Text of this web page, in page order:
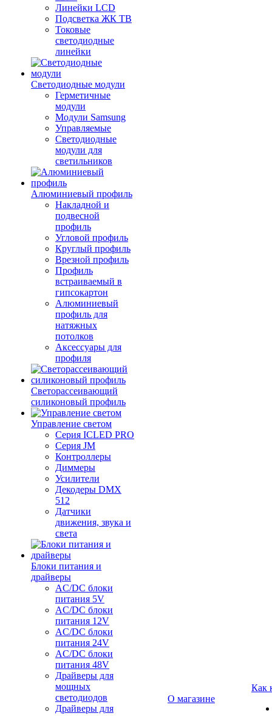
Линейки LCD
Подсветка ЖК ТВ
Токовые
светодиодные
линейки
Светодиодные модули
Герметичные
модули
Модули Samsung
Управляемые
Светодиодные
модули для
светильников
Алюминиевый профиль
Накладной и
подвесной
профиль
Угловой профиль
Круглый профиль
Врезной профиль
Профиль
встраиваемый в
гипсокартон
Алюминиевый
профиль для
натяжных
потолков
Аксессуары для
профиля
Светорассеивающий
силиконовый профиль
Управление светом
Серия ICLED PRO
Серия JM
Контроллеры
Диммеры
Усилители
Декодеры DMX
512
Датчики
движения, звука и
света
Блоки питания и
драйверы
AC/DC блоки
питания 5V
AC/DC блоки
питания 12V
AC/DC блоки
питания 24V
AC/DC блоки
питания 48V
Драйверы для
мощных
светодиодов
Драйверы для
О магазине
Как